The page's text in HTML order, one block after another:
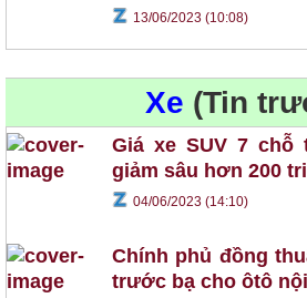
13/06/2023 (10:08)
Xe (Tin
Giá xe SUV 7 chỗ
giảm sâu hơn 200
04/06/2023 (14:10)
Chính phủ đồng
trước bạ cho ôtô